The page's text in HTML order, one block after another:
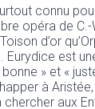
connu
opéra de C.-
d’or
Eurydice est
» et «
à
aux